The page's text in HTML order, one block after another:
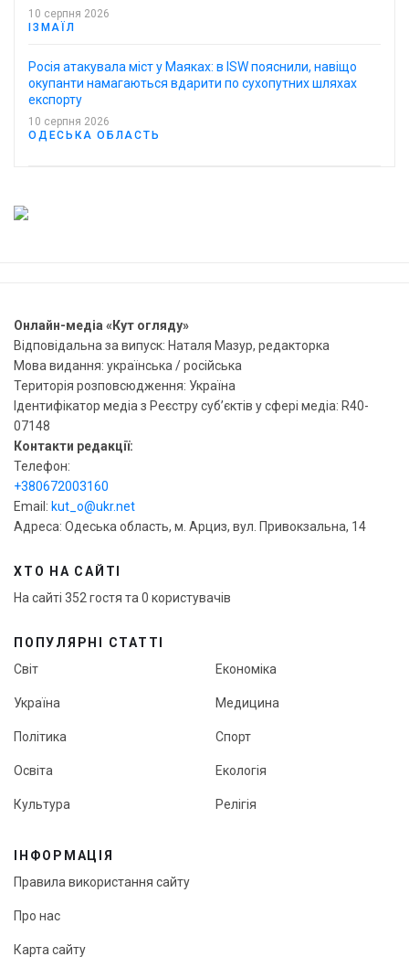
10 серпня 2026
ІЗМАЇЛ
Росія атакувала міст у Маяках: в ISW пояснили, навіщо
окупанти намагаються вдарити по сухопутних шляхах
експорту
10 серпня 2026
ОДЕСЬКА ОБЛАСТЬ
Онлайн-медіа «Кут огляду»
Відповідальна за випуск: Наталя Мазур, редакторка
Мова видання: українська / російська
Територія розповсюдження: Україна
Ідентифікатор медіа з Реєстру суб’єктів у сфері медіа: R40-
07148
Контакти редакції:
Телефон:
+380672003160
Email: kut_o@ukr.net
Адреса: Одеська область, м. Арциз, вул. Привокзальна, 14
ХТО НА САЙТІ
На сайті 352 гостя та 0 користувачів
ПОПУЛЯРНІ СТАТТІ
Світ
Україна
Політика
Освіта
Культура
Економіка
Медицина
Спорт
Екологія
Релігія
ІНФОРМАЦІЯ
Правила використання сайту
Про нас
Карта сайту